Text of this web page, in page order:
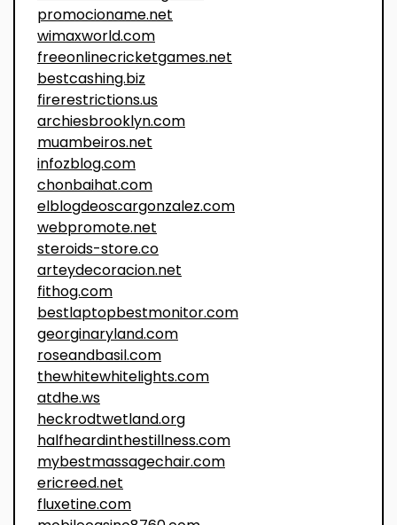
promocioname.net
wimaxworld.com
freeonlinecricketgames.net
bestcashing.biz
firerestrictions.us
archiesbrooklyn.com
muambeiros.net
infozblog.com
chonbaihat.com
elblogdeoscargonzalez.com
webpromote.net
steroids-store.co
arteydecoracion.net
fithog.com
bestlaptopbestmonitor.com
georginaryland.com
roseandbasil.com
thewhitewhitelights.com
atdhe.ws
heckrodtwetland.org
halfheardinthestillness.com
mybestmassagechair.com
ericreed.net
fluxetine.com